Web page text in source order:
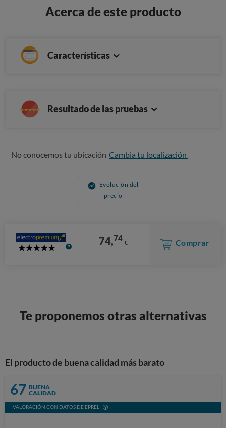
Acerca de este producto
Características
Resultado de las pruebas
No conocemos tu ubicación Cambia tu localización
Evolución del
precio
5
74,74 € Comprar
Te proponemos otras alternativas
El producto de buena calidad más barato
67 BUENA
CALIDAD
VALORACIÓN CON DATOS DE EPREL